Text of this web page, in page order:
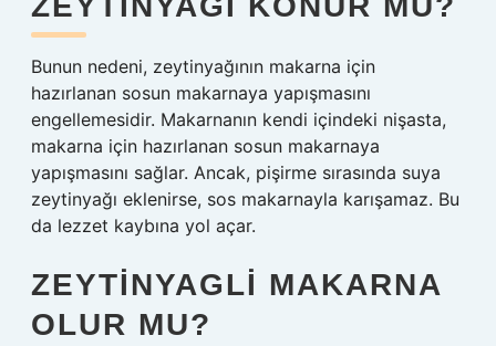
Bunun nedeni, zeytinyağının makarna için
hazırlanan sosun makarnaya yapışmasını
engellemesidir. Makarnanın kendi içindeki nişasta,
makarna için hazırlanan sosun makarnaya
yapışmasını sağlar. Ancak, pişirme sırasında suya
zeytinyağı eklenirse, sos makarnayla karışamaz. Bu
da lezzet kaybına yol açar.
ZEYTINYAGLI MAKARNA
OLUR MU?